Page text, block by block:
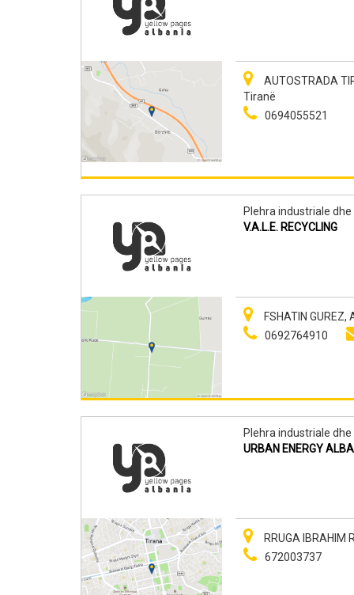
AUTOSTRADA
Tiranë
0694055521
Plehra industriale
V.A.L.E. RECYCLING
FSHATIN
0692764910
Plehra industriale
URBAN ENERGY
RRUGA IBRAHIM
672003737